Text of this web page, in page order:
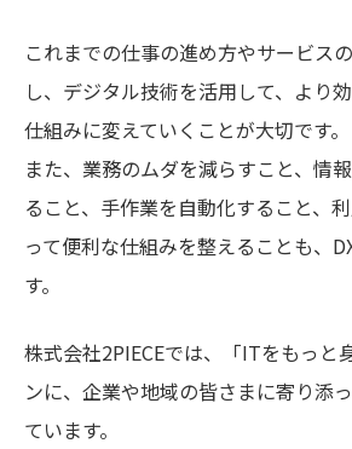
これまでの仕事の進め方やサービス
し、デジタル技術を活用して、より
仕組みに変えていくことが大切です。
また、業務のムダを減らすこと、情
ること、手作業を自動化すること、
って便利な仕組みを整えることも、
す。
株式会社2PIECEでは、「ITをもっと
ンに、企業や地域の皆さまに寄り添
ています。